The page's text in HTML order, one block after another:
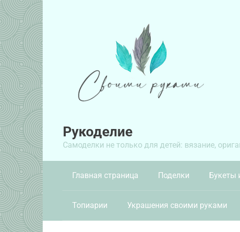
Перейти
к
контенту
Рукоделие
Самоделки не только для детей: вязание,
Главная страница Поделки Букеты
Топиарии Украшения своими руками